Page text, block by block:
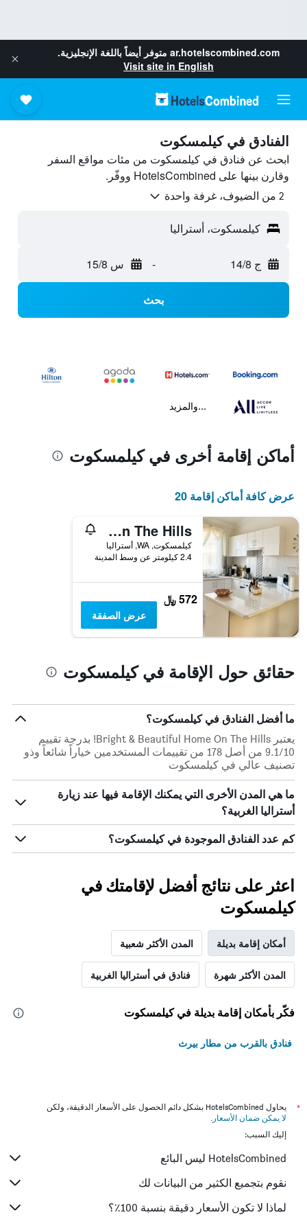
ar.hotelscombined.com متوفر أيضاً باللغة الإنجليزية.
Visit site in English
الفنادق في كيلمسكوت
ابحث عن فنادق في كيلمسكوت من مئات مواقع السفر
وقارن بينها على HotelsCombined ووفّر.
2 من الضيوف، غرفة واحدة
كيلمسكوت، أستراليا
ج 14/8 - س 15/8
بحث
...والمزيد
أماكن إقامة أخرى في كيلمسكوت
عرض كافة أماكن إقامة 20
Bright & Beautiful Home On The Hills!
كيلمسكوت, WA, أستراليا
2.4 كيلومتر عن وسط المدينة
572 ﷼
عرض الصفقة
حقائق حول الإقامة في كيلمسكوت
ما أفضل الفنادق في كيلمسكوت؟
يعتبر Bright & Beautiful Home On The Hills! بدرجة تقييم
9.1/10 من أصل 178 من تقييمات المستخدمين خياراً شائعاً وذو
تصنيف عالي في كيلمسكوت
ما هي المدن الأخرى التي يمكنك الإقامة فيها عند زيارة
أستراليا الغربية؟
كم عدد الفنادق الموجودة في كيلمسكوت؟
اعثر على نتائج أفضل لإقامتك في
كيلمسكوت
أمكان إقامة بديلة المدن الأكثر شعبية
المدن الأكثر شهرة فنادق في أستراليا الغربية
فكّر بأمكان إقامة بديلة في كيلمسكوت
فنادق بالقرب من مطار بيرث
*
يحاول HotelsCombined بشكل دائم الحصول على الأسعار الدقيقة، ولكن
لا يمكن ضمان الأسعار .
إليك السبب:
HotelsCombined ليس البائع
نقوم بتجميع الكثير من البيانات لك
لماذا لا تكون الأسعار دقيقة بنسبة 100٪؟